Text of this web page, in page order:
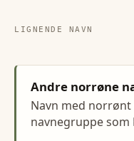
LIGNENDE NAVN
Andre norrøne
Navn med
navnegruppe som